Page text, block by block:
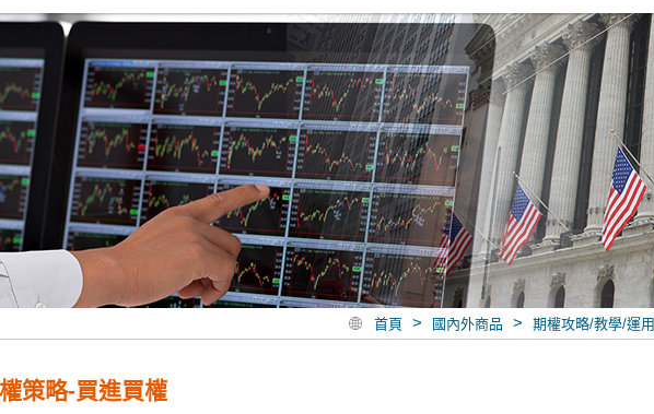
首頁 > 國內外商品 > 期權攻略/教學/運用
策略-買進買權